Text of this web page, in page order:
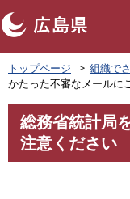
ペ
ー
ジ
の
で
トップページ 組織で
かたった不審なメールに
総務省統計局
注意ください